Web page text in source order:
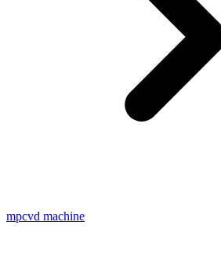
mpcvd machine